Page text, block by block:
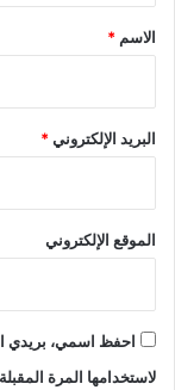
*
الاسم *
البريد الإلكتروني*
الموقع الإلكتروني
احفظ اسمي، بريدي
لاستخدامها المرة